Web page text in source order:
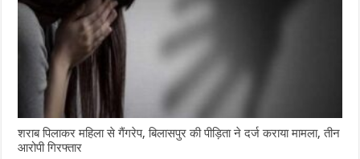
शराब पिलाकर महिला से गैंगरेप, बिलासपुर की पीड़िता ने दर्ज कराया मामला, तीन
आरोपी गिरफ्तार